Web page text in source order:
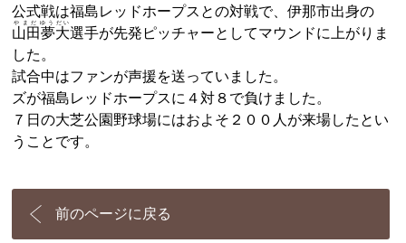
公式戦は福島レッドホープスとの対戦で、伊那市出身の
山田夢
やまだゆう
大
だい
選手が先発ピッチャーとしてマウンドに上がりま
した。
試合中はファンが声援を送っていました。
ズが福島レッドホープスに４対８で負けました。
７日の大芝公園野球場にはおよそ２００人が来場したとい
うことです。
前のページに戻る